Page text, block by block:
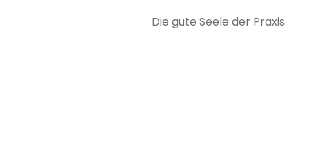
Die gute Seele der Praxis